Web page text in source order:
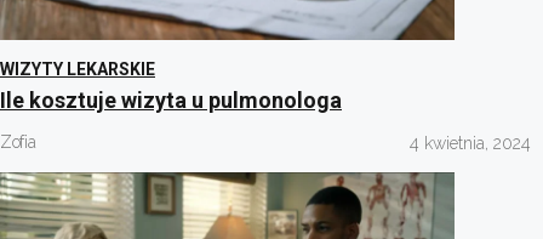
WIZYTY LEKARSKIE
Ile kosztuje wizyta u pulmonologa
Zofia 4 kwietnia, 2024